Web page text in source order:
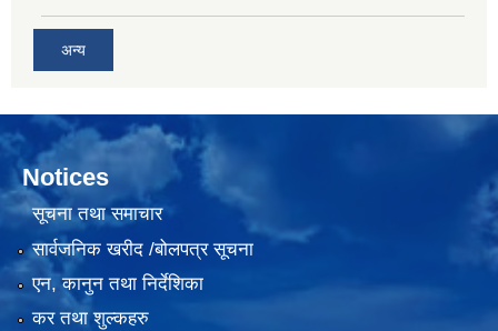
अन्य
Notices
सूचना तथा समाचार
सार्वजनिक खरीद /बोलपत्र सूचना
एन, कानुन तथा निर्देशिका
कर तथा शुल्कहरु